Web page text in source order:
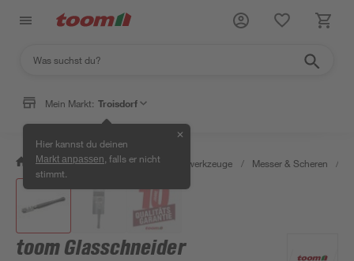
Mein Markt: Troisdorf
Hier kannst du deinen
Markt anpassen , falls er nicht
stimmt.
✕
/ Werkstatt & Maschinen / Handwerkzeuge / Messer & Scheren /
toom Glasschneider